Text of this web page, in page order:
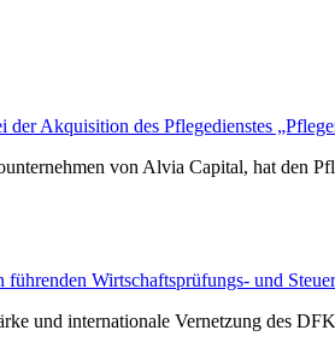
Akquisition des Pflegedienstes
von Alvia Capital, hat den
Wirtschaftsprüfungs- und
und internationale Vernetzung des